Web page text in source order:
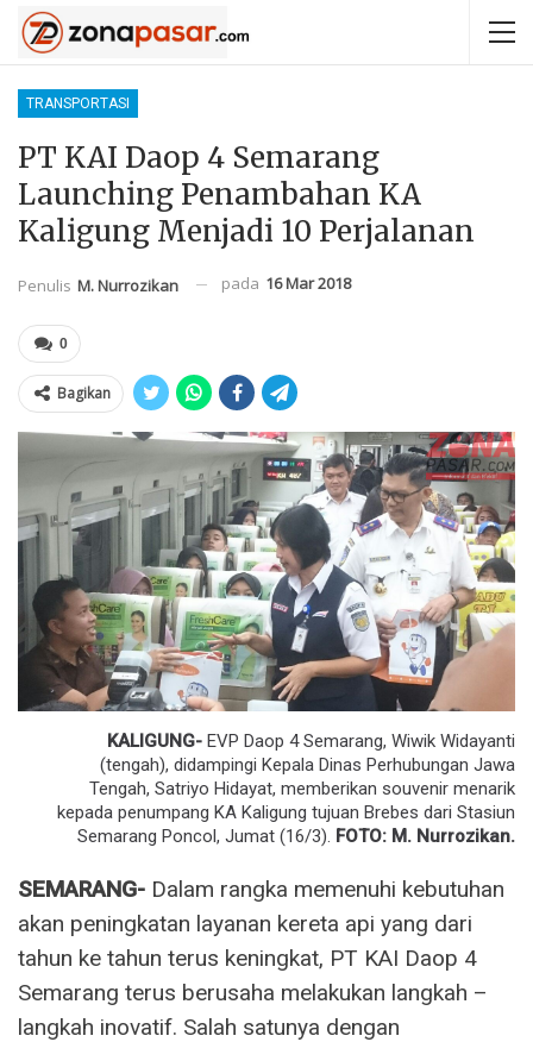
TRANSPORTASI
PT KAI Daop 4 Semarang
Launching Penambahan KA
Kaligung Menjadi 10 Perjalanan
Penulis M. Nurrozikan pada 16 Mar 2018
0
Bagikan
KALIGUNG- EVP Daop 4 Semarang, Wiwik Widayanti
(tengah), didampingi Kepala Dinas Perhubungan Jawa
Tengah, Satriyo Hidayat, memberikan souvenir menarik
kepada penumpang KA Kaligung tujuan Brebes dari Stasiun
Semarang Poncol, Jumat (16/3). FOTO: M. Nurrozikan.
SEMARANG- Dalam rangka memenuhi kebutuhan
akan peningkatan layanan kereta api yang dari
tahun ke tahun terus keningkat, PT KAI Daop 4
Semarang terus berusaha melakukan langkah –
langkah inovatif. Salah satunya dengan